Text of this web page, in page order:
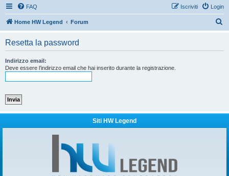
FAQ Login
Iscriviti
Home HW Legend Forum
Resetta la password
Indirizzo email:
Deve essere l’indirizzo email che hai inserito durante la registrazione.
Siti HW Legend